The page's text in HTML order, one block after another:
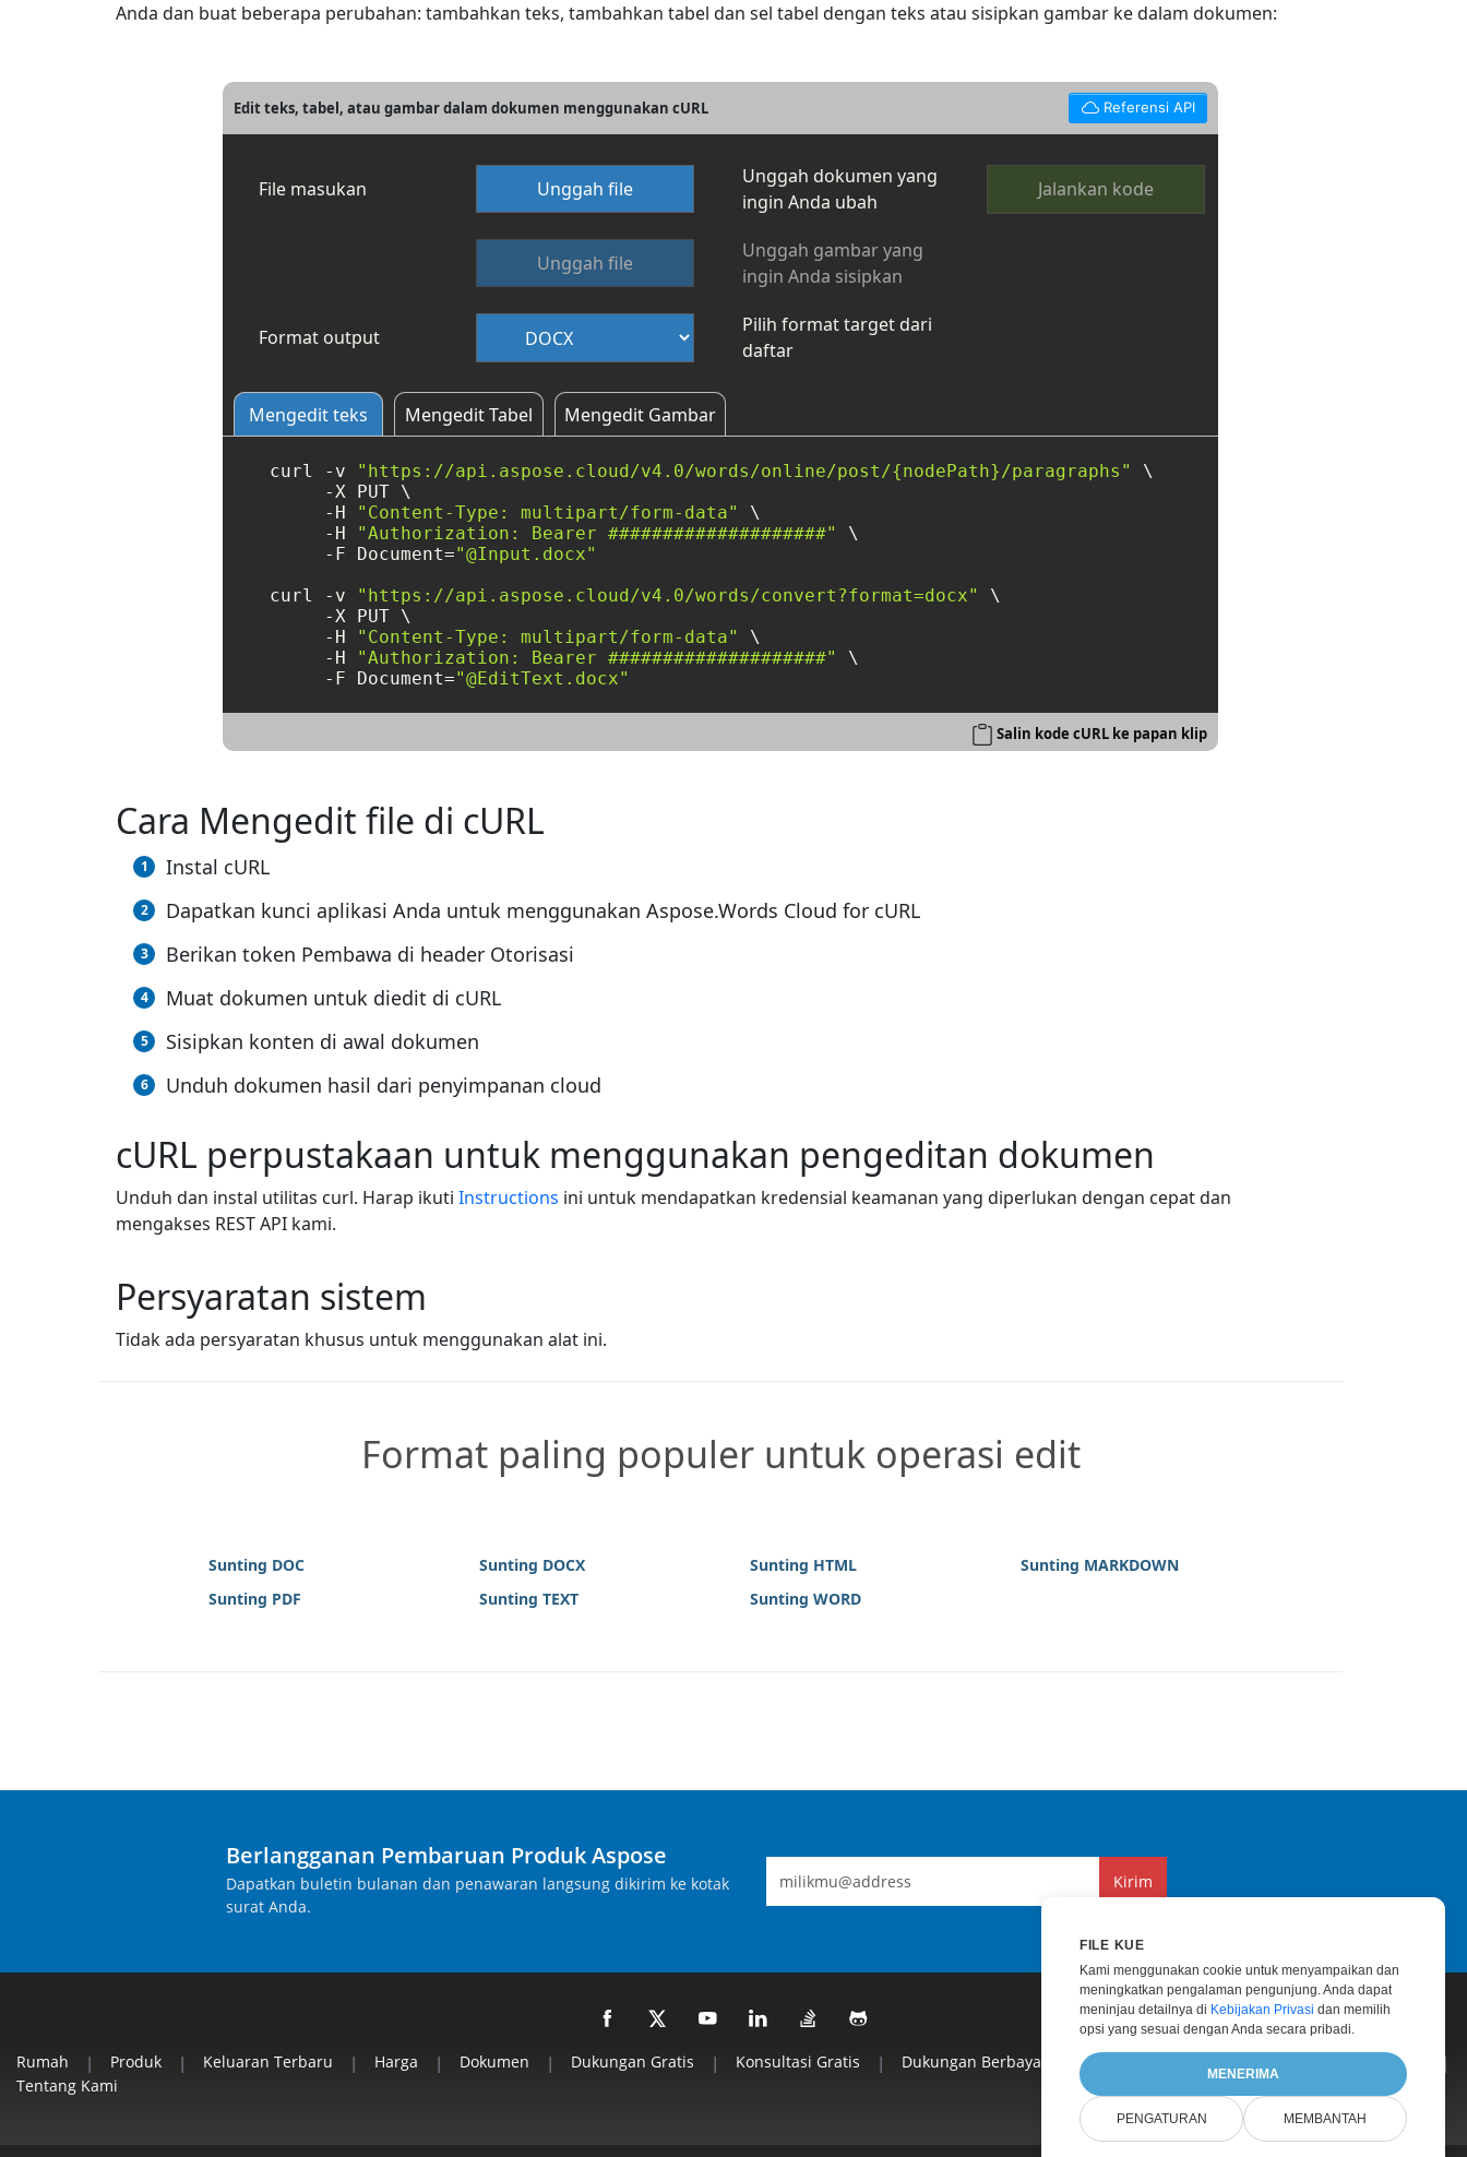
Anda dan buat beberapa perubahan: tambahkan teks, tambahkan tabel dan sel tabel dengan teks atau sisipkan gambar ke dalam dokumen:
Edit teks, tabel, atau gambar dalam dokumen menggunakan cURL Referensi API
File masukan Unggah file
Unggah dokumen yang
ingin Anda ubah
Jalankan kode
Unggah file
Unggah gambar yang
ingin Anda sisipkan
Format output
Pilih format target dari
daftar
Mengedit teks Mengedit Tabel Mengedit Gambar
curl -v "https://api.aspose.cloud/v4.0/words/online/post/{nodePath}/paragraphs"
\
     -X PUT \
     -H
"Content-Type: multipart/form-data"
\
     -H
"Authorization: Bearer ####################"
\
     -F Document=
"@Input.docx"
curl -v
"https://api.aspose.cloud/v4.0/words/convert?format=docx"
\
     -X PUT \
     -H
"Content-Type: multipart/form-data"
\
     -H
"Authorization: Bearer ####################"
\
     -F Document=
"@EditText.docx"
Salin kode cURL ke papan klip
Cara Mengedit file di cURL
Instal cURL
Dapatkan kunci aplikasi Anda untuk menggunakan Aspose.Words Cloud for cURL
Berikan token Pembawa di header Otorisasi
Muat dokumen untuk diedit di cURL
Sisipkan konten di awal dokumen
Unduh dokumen hasil dari penyimpanan cloud
cURL perpustakaan untuk menggunakan pengeditan dokumen
Unduh dan instal utilitas curl. Harap ikuti Instructions ini untuk mendapatkan kredensial keamanan yang diperlukan dengan cepat dan
mengakses REST API kami.
Persyaratan sistem
Tidak ada persyaratan khusus untuk menggunakan alat ini.
Format paling populer untuk operasi edit
Sunting DOC Sunting DOCX Sunting HTML
Sunting MARKDOWN
Sunting PDF
Sunting TEXT Sunting WORD
Berlangganan Pembaruan Produk Aspose
Dapatkan buletin bulanan dan penawaran langsung dikirim ke kotak
surat Anda.
Kirim
Rumah | Produk | Keluaran Terbaru | Harga | Dokumen | Dukungan Gratis | Konsultasi Gratis | Dukungan Berbayar Konsultasi Berbayar Situs Web |
Tentang Kami
FILE KUE
Kami menggunakan cookie untuk menyampaikan dan
meningkatkan pengalaman pengunjung. Anda dapat
meninjau detailnya di Kebijakan Privasi dan memilih
opsi yang sesuai dengan Anda secara pribadi.
MENERIMA
PENGATURAN MEMBANTAH